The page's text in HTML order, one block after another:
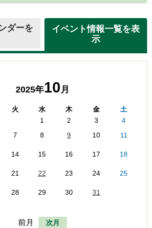
ダーを
イベント情報一覧を表
示
2025年10月
火 水 木 金
土
1
2 3
4
7 8 9 10 11
14 15 16 17 18
21 22 23 24 25
28 29 30 31
前月 次月